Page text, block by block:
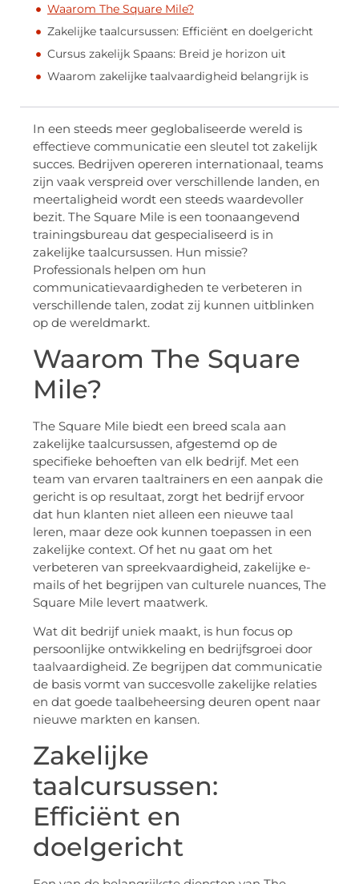
Waarom The Square Mile?
Zakelijke taalcursussen: Efficiënt en doelgericht
Cursus zakelijk Spaans: Breid je horizon uit
Waarom zakelijke taalvaardigheid belangrijk is
In een steeds meer geglobaliseerde wereld is
effectieve communicatie een sleutel tot zakelijk
succes. Bedrijven opereren internationaal, teams
zijn vaak verspreid over verschillende landen, en
meertaligheid wordt een steeds waardevoller
bezit. The Square Mile is een toonaangevend
trainingsbureau dat gespecialiseerd is in
zakelijke taalcursussen. Hun missie?
Professionals helpen om hun
communicatievaardigheden te verbeteren in
verschillende talen, zodat zij kunnen uitblinken
op de wereldmarkt.
Waarom The Square
Mile?
The Square Mile biedt een breed scala aan
zakelijke taalcursussen, afgestemd op de
specifieke behoeften van elk bedrijf. Met een
team van ervaren taaltrainers en een aanpak die
gericht is op resultaat, zorgt het bedrijf ervoor
dat hun klanten niet alleen een nieuwe taal
leren, maar deze ook kunnen toepassen in een
zakelijke context. Of het nu gaat om het
verbeteren van spreekvaardigheid, zakelijke e-
mails of het begrijpen van culturele nuances, The
Square Mile levert maatwerk.
Wat dit bedrijf uniek maakt, is hun focus op
persoonlijke ontwikkeling en bedrijfsgroei door
taalvaardigheid. Ze begrijpen dat communicatie
de basis vormt van succesvolle zakelijke relaties
en dat goede taalbeheersing deuren opent naar
nieuwe markten en kansen.
Zakelijke
taalcursussen:
Efficiënt en
doelgericht